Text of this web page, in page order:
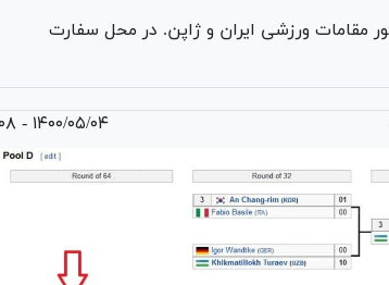
مقامات ورزشی ایران و ژاپن. در محل سفارت
۱۴۰۰/۰۵/۰۴ - ۱۲:۰۸